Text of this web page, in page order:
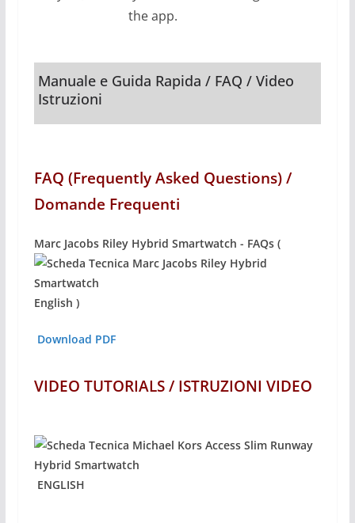
the app.
Manuale e Guida Rapida / FAQ / Video
Istruzioni
FAQ (Frequently Asked Questions) /
Domande Frequenti
Marc Jacobs Riley Hybrid Smartwatch - FAQs (
English )
Download PDF
VIDEO TUTORIALS / ISTRUZIONI VIDEO
ENGLISH